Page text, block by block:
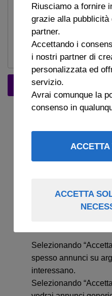
Riusciamo a fornire
grazie alla pubblicità
partner.
Accettando i
i nostri partner di
personalizzata ed
servizio.
Avrai comunque la
consenso in
ACCETTA
ACCETTA
Selezionando
spesso annunci su
interessano.
Selezionando